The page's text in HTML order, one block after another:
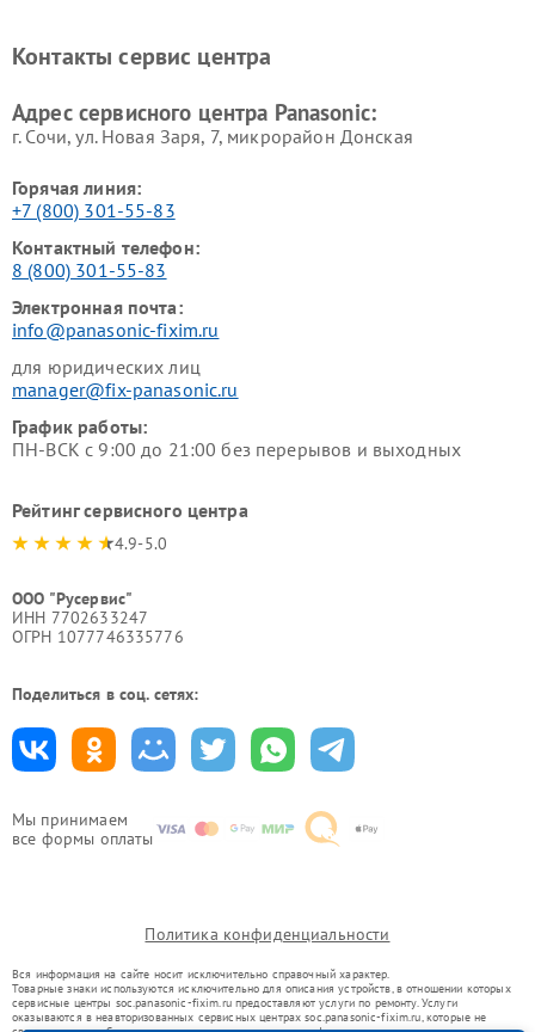
Мы принимаем
все формы оплаты
панелей Panasonic
Контакты сервис центра
Адрес сервисного центра Panasonic:
г. Сочи, ул. Новая Заря, 7, микрорайон Донская
Горячая линия:
+7 (800) 301-55-83
Контактный телефон:
8 (800) 301-55-83
Электронная почта:
info@panasonic-fixim.ru
для юридических лиц
manager@fix-panasonic.ru
График работы:
ПН-ВСК с 9:00 до 21:00 без перерывов и выходных
Рейтинг сервисного центра
4.9-5.0
ООО "Русервис"
ИНН 7702633247
ОГРН 1077746335776
Поделиться в соц. сетях:
Политика конфиденциальности
Вся информация на сайте носит исключительно справочный характер.
Товарные знаки используются исключительно для описания устройств, в отношении которых
сервисные центры soc.panasonic-fixim.ru предоставляют услуги по ремонту. Услуги
оказываются в неавторизованных сервисных центрах soc.panasonic-fixim.ru, которые не